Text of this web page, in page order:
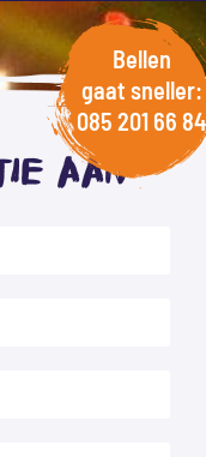
Bellen
gaat sneller:
085 201 66 84
aan